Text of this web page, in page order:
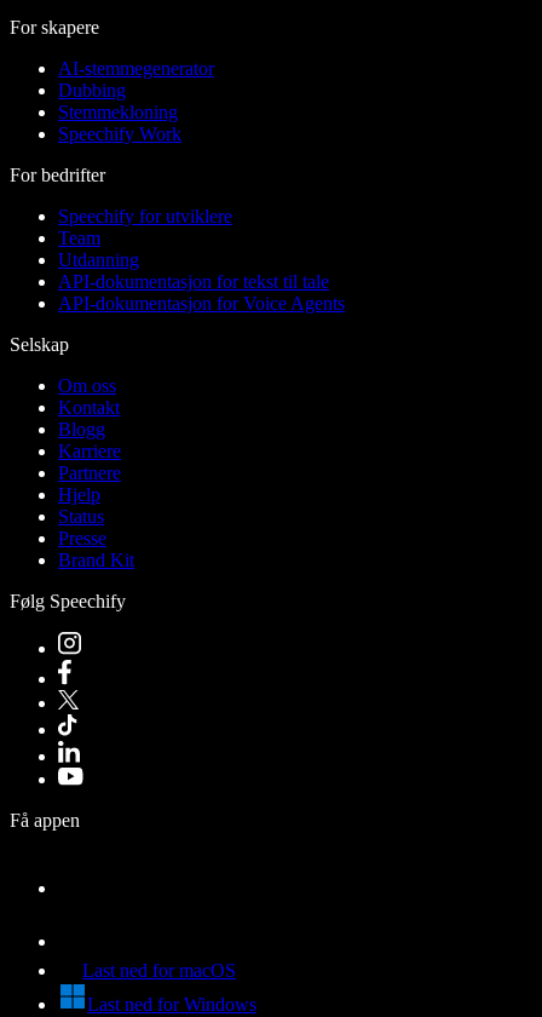
For skapere
AI-stemmegenerator
Dubbing
Stemmekloning
Speechify Work
For bedrifter
Speechify for utviklere
Team
Utdanning
API-dokumentasjon for tekst til tale
API-dokumentasjon for Voice Agents
Selskap
Om oss
Kontakt
Blogg
Karriere
Partnere
Hjelp
Status
Presse
Brand Kit
Følg Speechify
Få appen
Last ned for macOS
Last ned for Windows